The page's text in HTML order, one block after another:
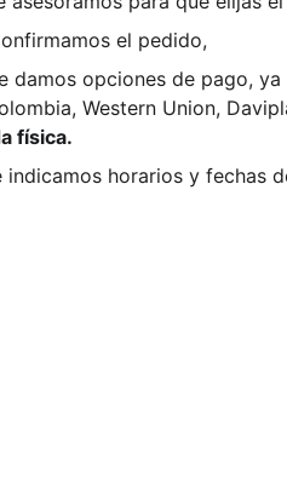
el pedido,
damos opciones de pago, ya
Western Union,
física.
indicamos horarios y fechas